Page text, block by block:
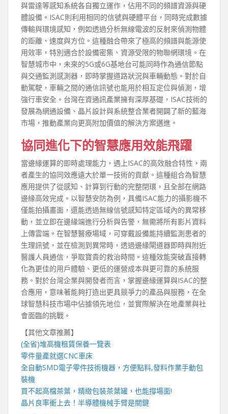
與雷達等感知系統各自獨立運作，佔用不同的頻譜資源與硬
體設備。ISAC則利用相同的信號與硬體平台，同時完成數據
傳輸與環境感知，例如透過分析無線電波的反射來偵測物體
的距離、速度與方位。這種融合帶來了極高的頻譜與能源使
用效率，特別適合於設備密集、資源受限的物聯網環境。在
智慧城市中，未來的5G或6G基地台可能同時作為通信節點
與交通監測感測器，即時掌握道路狀況與車輛動態。對於自
動駕駛，車輛之間的通信訊號也能用於相互定位與偵測，增
強行車安全。台灣在資通訊產業擁有深厚基礎，ISAC技術的
發展為網通設備、晶片設計與系統整合業者開闢了新的藍海
市場，推動產業向更高附加價值的解決方案邁進。
協同進化下的智慧應用效能飛躍
當邊緣運算的即時處理能力，遇上ISAC的高效融合特性，兩
者產生的協同效應遠大於單一技術的貢獻。這種組合為智慧
應用提供了從感知、計算到行動的完整閉環，且全部在網路
邊緣高效完成。以智慧安防為例，具備ISAC能力的攝影機不
僅能拍攝畫面，還能透過無線信號感知特定區域內的異常移
動，並立即在邊緣端進行分析與告警，無需將所有影片資料
上傳雲端。在智慧醫療場域，可穿戴設備能持續監測患者的
生理訊號，並在檢測到異常時，透過邊緣閘道器即時與附近
醫護人員通信，爭取寶貴的救治時間。這種效能突破直接轉
化為更佳的用戶體驗、更低的運營成本與更可靠的系統服
務。對於台灣企業與開發者而言，掌握邊緣運算與ISAC的整
合應用，意味著能夠打造出更具競爭力的產品與服務，在全
球智慧科技市場中佔據領先地位，並實際解決在地產業與社
會面臨的挑戰。
【其他文章推薦】
(全省)堆高機租賃保養一覽表
零件量產就選CNC車床
全自動SMD電子零件技術機器 ，方便點料,發料作業手動包
裝機
買不起高檔茶葉，精緻包裝茶葉罐 ，也能撐場面!
晶片良率衝上去！ 半導體機械手臂是關鍵